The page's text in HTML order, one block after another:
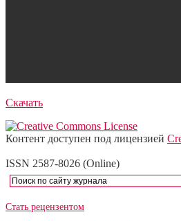
Скачать
Контент доступен под лицензией
ISSN 2587-8026 (Online)
Стать рецензентом